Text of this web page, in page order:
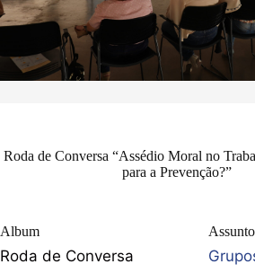
Roda de Conversa “Assédio Moral no
para a Prevenção?”
Album
Roda de Conversa